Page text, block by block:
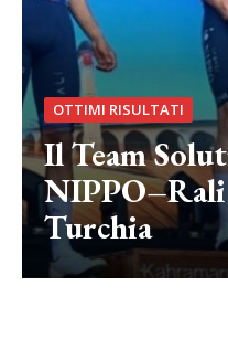
OTTIMI RISULTATI
Il Team
Turchia